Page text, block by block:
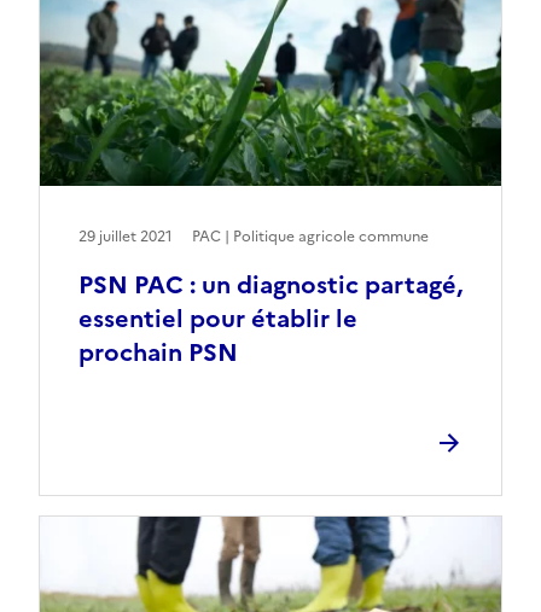
PSN PAC : un diagnostic partagé,
essentiel pour établir le
prochain PSN
29 juillet 2021 PAC | Politique agricole commune